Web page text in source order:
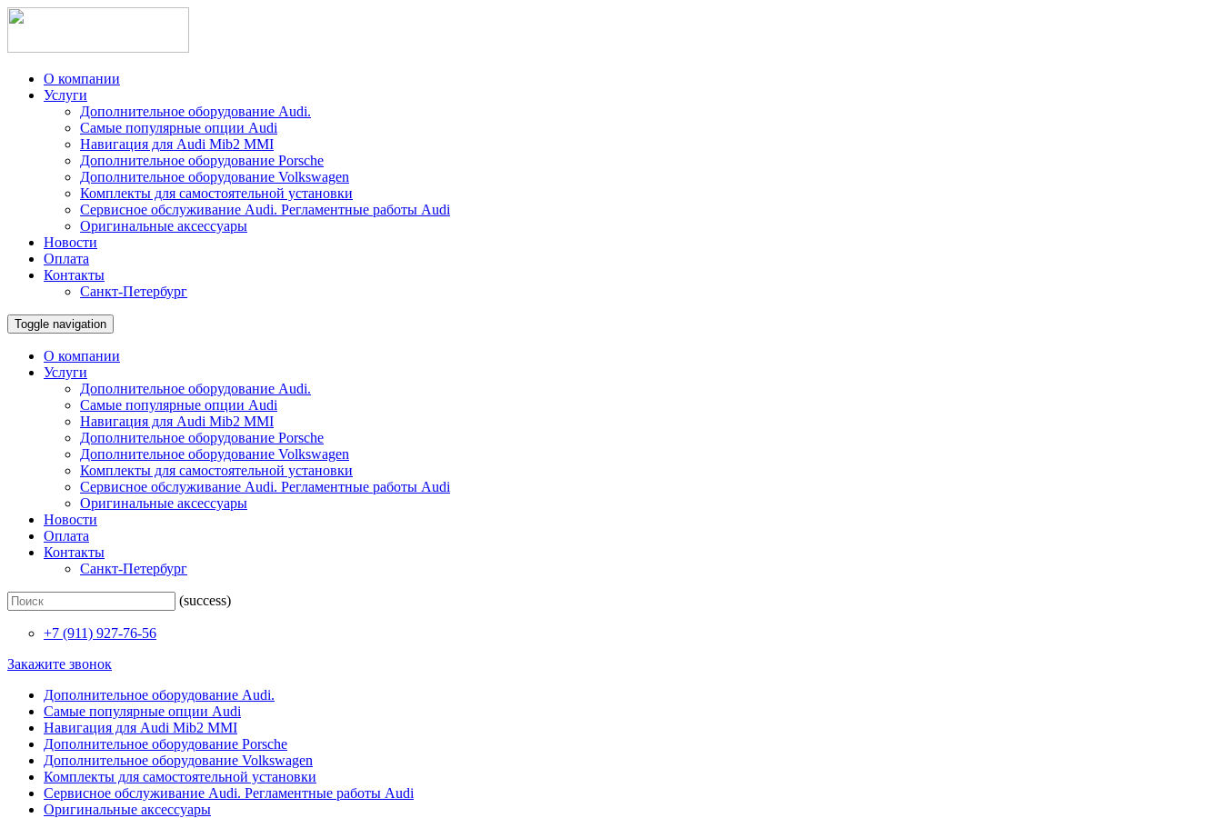
О компании
Услуги
Дополнительное оборудование Audi.
Самые популярные опции Audi
Навигация для Audi Mib2 MMI
Дополнительное оборудование Porsche
Дополнительное оборудование Volkswagen
Комплекты для самостоятельной установки
Сервисное обслуживание Audi. Регламентные работы Audi
Оригинальные аксессуары
Новости
Оплата
Контакты
Санкт-Петербург
Toggle navigation
О компании
Услуги
Дополнительное оборудование Audi.
Самые популярные опции Audi
Навигация для Audi Mib2 MMI
Дополнительное оборудование Porsche
Дополнительное оборудование Volkswagen
Комплекты для самостоятельной установки
Сервисное обслуживание Audi. Регламентные работы Audi
Оригинальные аксессуары
Новости
Оплата
Контакты
Санкт-Петербург
(success)
+7 (911) 927-76-56
Закажите звонок
Дополнительное оборудование Audi.
Самые популярные опции Audi
Навигация для Audi Mib2 MMI
Дополнительное оборудование Porsche
Дополнительное оборудование Volkswagen
Комплекты для самостоятельной установки
Сервисное обслуживание Audi. Регламентные работы Audi
Оригинальные аксессуары